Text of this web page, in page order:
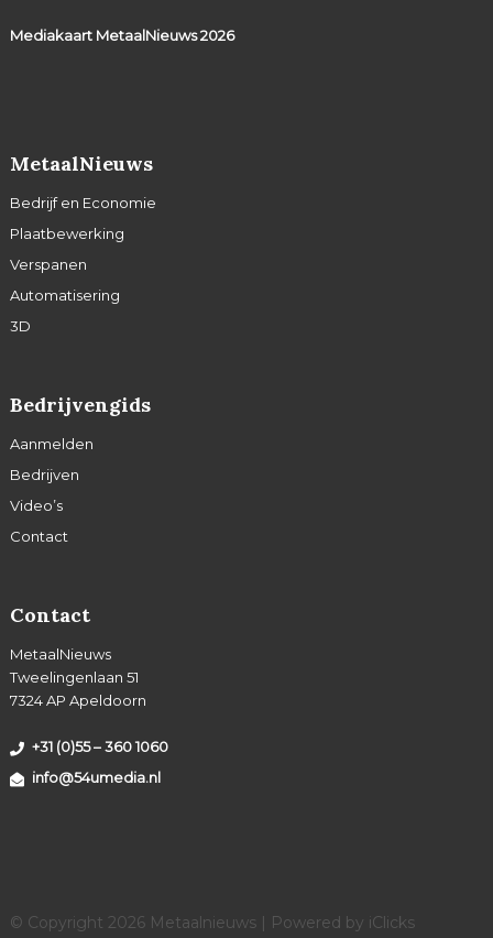
Mediakaart MetaalNieuws2026
MetaalNieuws
Bedrijf en Economie
Plaatbewerking
Verspanen
Automatisering
3D
Bedrijvengids
Aanmelden
Bedrijven
Video’s
Contact
Contact
MetaalNieuws
Tweelingenlaan 51
7324 AP Apeldoorn
+31 (0)55 – 360 1060
info@54umedia.nl
© Copyright 2026 Metaalnieuws | Powered by iClicks